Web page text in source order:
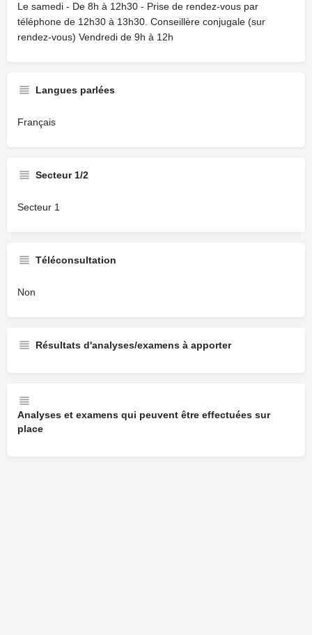
Le samedi - De 8h à 12h30 - Prise de rendez-vous par
téléphone de 12h30 à 13h30. Conseillère conjugale (sur
rendez-vous) Vendredi de 9h à 12h
Langues parlées
Français
Secteur 1/2
Secteur 1
Téléconsultation
Non
Résultats d'analyses/examens à apporter
Analyses et examens qui peuvent être effectuées sur
place